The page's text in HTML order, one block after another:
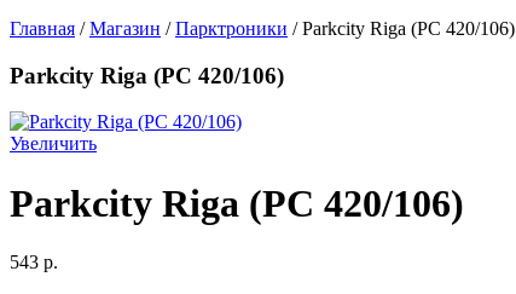
Главная /Магазин /Парктроники / Parkcity Riga (PC 420/106)
Parkcity Riga (PC 420/106)
Увеличить
Parkcity Riga (PC 420/106)
543 p.